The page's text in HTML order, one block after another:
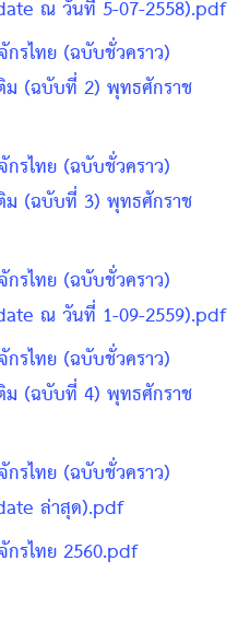
ณ วันที่ 5-07-2558).pdf
รไทย (ฉบับชั่วคราว)
ม (ฉบับที่ 2) พุทธศักราช
รไทย (ฉบับชั่วคราว)
ม (ฉบับที่ 3) พุทธศักราช
รไทย (ฉบับชั่วคราว)
ณ วันที่ 1-09-2559).pdf
รไทย (ฉบับชั่วคราว)
ม (ฉบับที่ 4) พุทธศักราช
รไทย (ฉบับชั่วคราว)
ล่าสุด).pdf
รไทย 2560.pdf